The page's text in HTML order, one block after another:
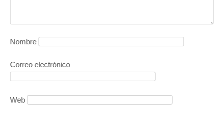
Nombre
Correo electrónico
Web